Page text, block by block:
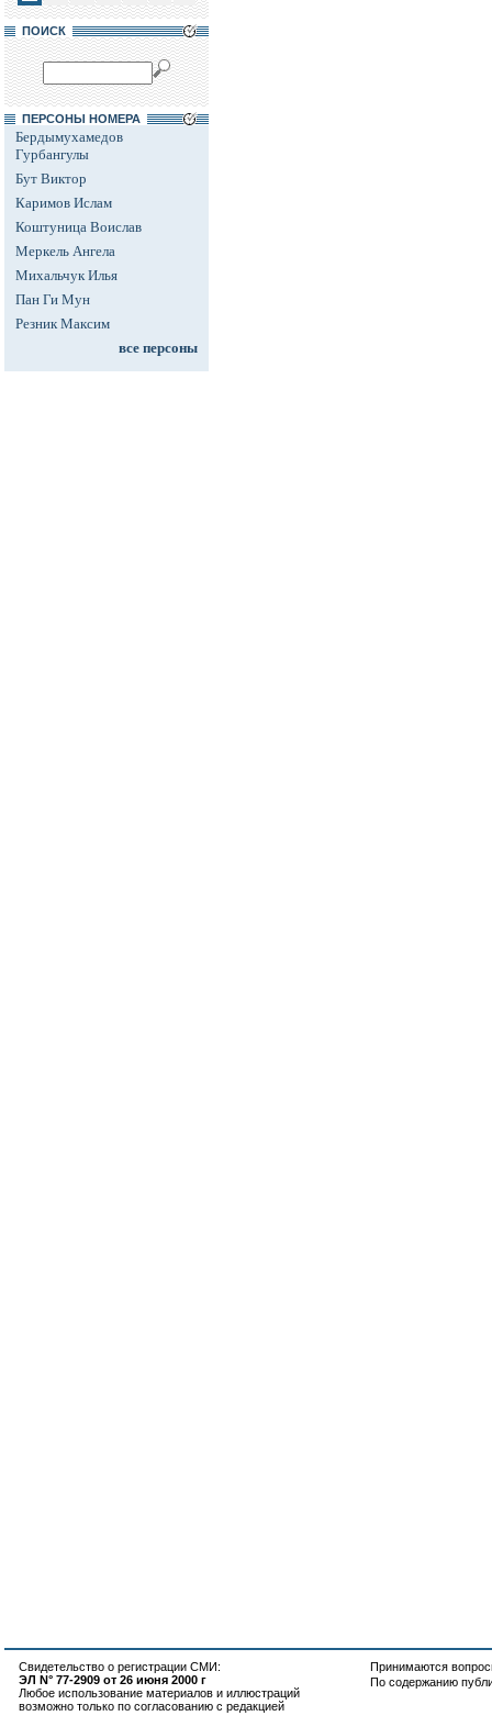
ПОИСК
ПЕРСОНЫ НОМЕРА
Бердымухамедов
Гурбангулы
Бут Виктор
Каримов Ислам
Коштуница Воислав
Меркель Ангела
Михальчук Илья
Пан Ги Мун
Резник Максим
все персоны
Свидетельство о регистрации СМИ:
ЭЛ N° 77-2909 от 26 июня 2000 г
Любое использование материалов и иллюстраций
возможно только по согласованию с редакцией
Принимаются
По содержанию